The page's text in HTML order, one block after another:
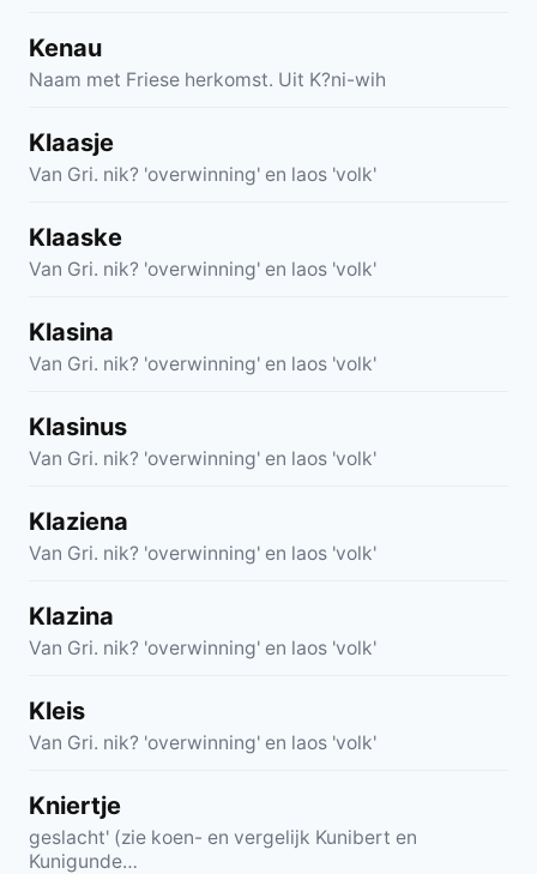
Kenau
Naam met Friese herkomst. Uit K?ni-wih
Klaasje
Van Gri. nik? 'overwinning' en laos 'volk'
Klaaske
Van Gri. nik? 'overwinning' en laos 'volk'
Klasina
Van Gri. nik? 'overwinning' en laos 'volk'
Klasinus
Van Gri. nik? 'overwinning' en laos 'volk'
Klaziena
Van Gri. nik? 'overwinning' en laos 'volk'
Klazina
Van Gri. nik? 'overwinning' en laos 'volk'
Kleis
Van Gri. nik? 'overwinning' en laos 'volk'
Kniertje
geslacht' (zie koen- en vergelijk Kunibert en
Kunigunde…